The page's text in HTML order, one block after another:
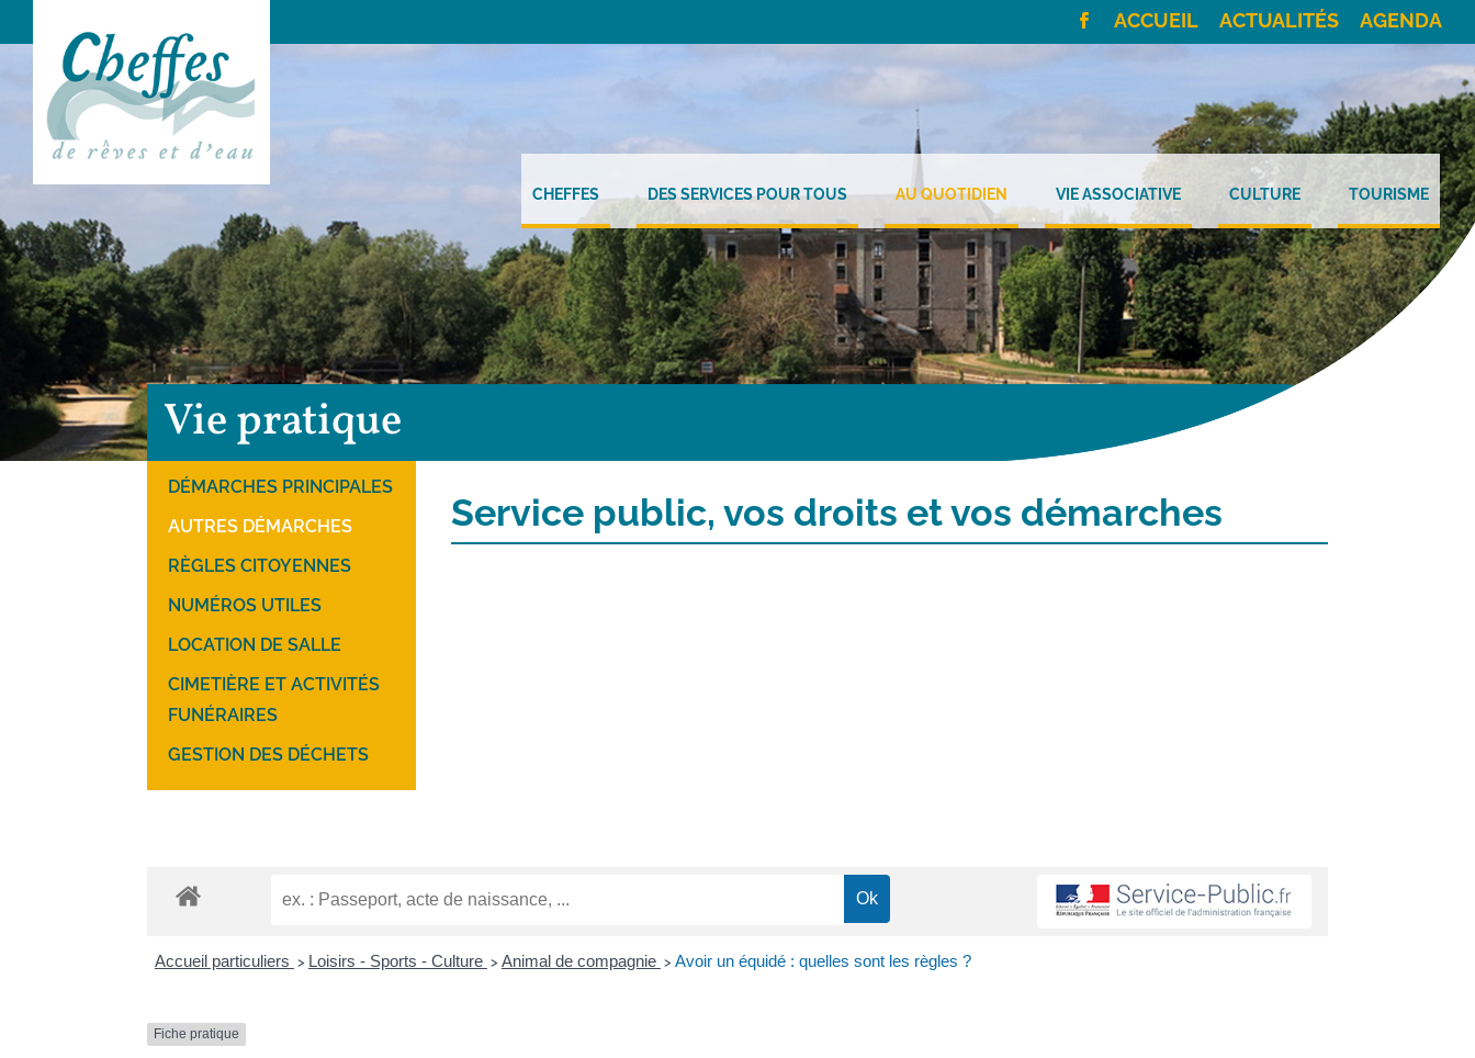
ACCUEIL ACTUALITÉS AGENDA
CHEFFES DES SERVICES POUR TOUS AU QUOTIDIEN VIE ASSOCIATIVE CULTURE TOURISME
Vie pratique
DÉMARCHES PRINCIPALES
AUTRES DÉMARCHES
RÈGLES CITOYENNES
NUMÉROS UTILES
LOCATION DE SALLE
CIMETIÈRE ET ACTIVITÉS
FUNÉRAIRES
GESTION DES DÉCHETS
Service public, vos droits et vos démarches
Accueil particuliers > Loisirs - Sports - Culture > Animal de compagnie > Avoir un équidé : quelles sont les règles ?
Fiche pratique